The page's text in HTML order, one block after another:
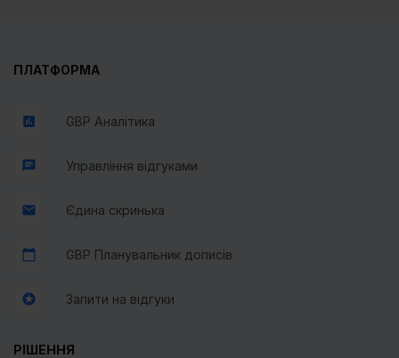
ПЛАТФОРМА
GBP Аналітика
Управління відгуками
Єдина скринька
GBP Планувальник дописів
Запити на відгуки
РІШЕННЯ